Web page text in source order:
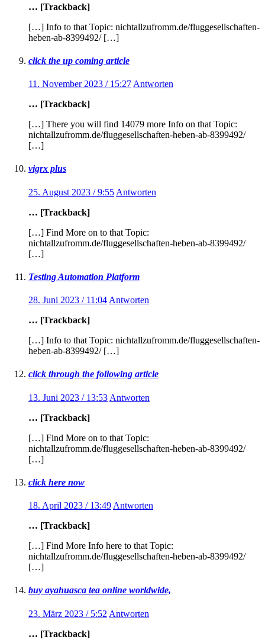
… [Trackback]
[…] Info to that Topic: nichtallzufromm.de/fluggesellschaften-
heben-ab-8399492/ […]
click the up coming article
11. November 2023 / 15:27 Antworten
… [Trackback]
[…] There you will find 14079 more Info on that Topic:
nichtallzufromm.de/fluggesellschaften-heben-ab-8399492/
[…]
vigrx plus
25. August 2023 / 9:55 Antworten
… [Trackback]
[…] Find More on to that Topic:
nichtallzufromm.de/fluggesellschaften-heben-ab-8399492/
[…]
Testing Automation Platform
28. Juni 2023 / 11:04 Antworten
… [Trackback]
[…] Info to that Topic: nichtallzufromm.de/fluggesellschaften-
heben-ab-8399492/ […]
click through the following article
13. Juni 2023 / 13:53 Antworten
… [Trackback]
[…] Find More on to that Topic:
nichtallzufromm.de/fluggesellschaften-heben-ab-8399492/
[…]
click here now
18. April 2023 / 13:49 Antworten
… [Trackback]
[…] Find More Info here to that Topic:
nichtallzufromm.de/fluggesellschaften-heben-ab-8399492/
[…]
buy ayahuasca tea online worldwide,
23. März 2023 / 5:52 Antworten
… [Trackback]